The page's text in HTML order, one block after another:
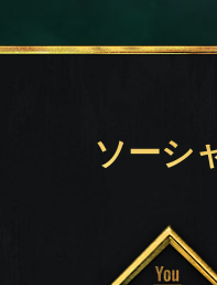
ソーシ